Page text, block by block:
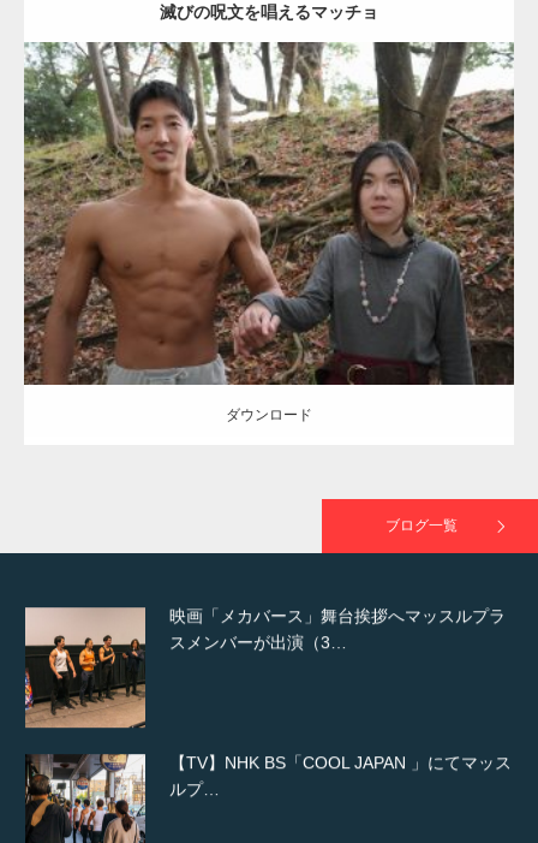
滅びの呪文を唱えるマッチョ
Update:2021.07.8
Category:公園のマッチョ その他 AKIHITO(細マッチョ) 大胸筋 腹筋
ダウンロード
ダウンロード
ブログ一覧
【TV】TBS番組「ひるおび」にてマッスルプ
ラスが紹介されま…
TOKYO FMラジオ番組「ONE MORNING」
で紹介さ…
NHK「所さん！事件ですよ」に取材されまし
た（6/8放送）
映画「メカバース」舞台挨拶へマッスルプラ
スメンバーが出演（3…
【TV】NHK BS「COOL JAPAN 」にてマッス
ルプ…